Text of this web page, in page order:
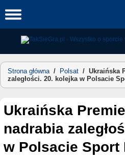
to
Strona główna/ Polsat / Ukraińska
zaległości. 20. kolejka w Polsacie
Ukraińska Premier Liha
nadrabia
w Polsacie Sport